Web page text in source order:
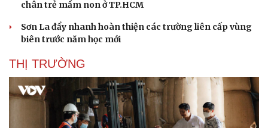
Doanh nghiệp
Thông tin doanh nghiệp
Công nghệ
Sành điệu
chân trẻ mầm non ở TP.HCM
Sơn La đẩy nhanh hoàn thiện các trường liên cấp vùng
biên trước năm học mới
THỊ TRƯỜNG